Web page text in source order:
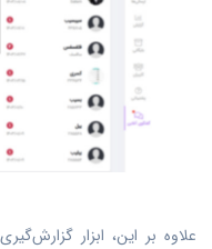
علاوه بر این، ابزار